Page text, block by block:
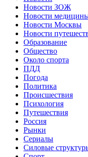
Новости ЗОЖ
Новости
Новости Москвы
Новости
Образование
Общество
Около спорта
ПДД
Погода
Политика
Происшествия
Психология
Путешествия
Россия
Рынки
Сериалы
Силовые